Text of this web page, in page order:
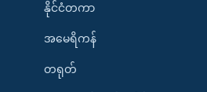
နိုင်ငံတကာ
အမေရိကန်
တရုတ်